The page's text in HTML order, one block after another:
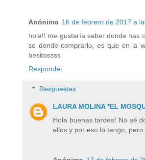
Anónimo 16 de febrero de 2017 a
hola!! me gustaría saber donde has
se donde comprarlo, es que en la
besitossss
Responder
Respuestas
LAURA MOLINA *EL
Hola buenas tardes! No sé
ellos y por eso lo tengo,